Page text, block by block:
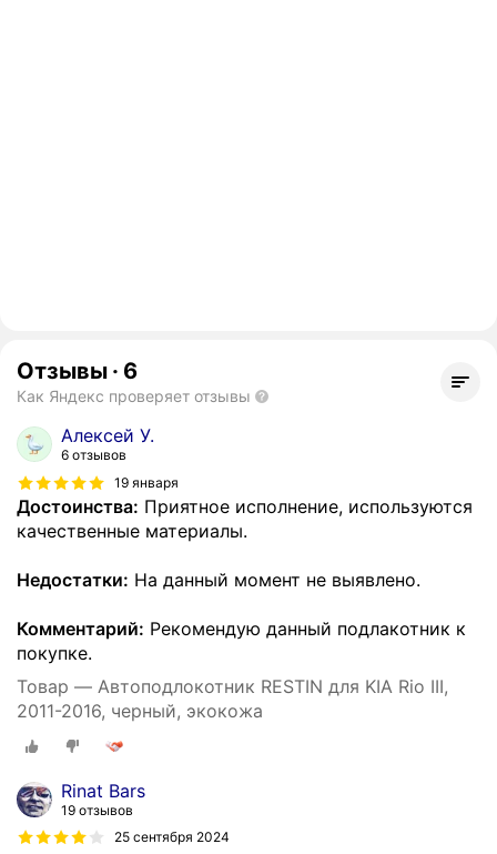
Отзывы · 6
Как Яндекс проверяет отзывы
Алексей У.
6 отзывов
19 января
Достоинства: Приятное исполнение, используются
качественные материалы.
Недостатки: На данный момент не выявлено.
Комментарий: Рекомендую данный подлакотник к
покупке.
Товар — Автоподлокотник RESTIN для KIA Rio III,
2011-2016, черный, экокожа
Rinat Bars
19 отзывов
25 сентября 2024